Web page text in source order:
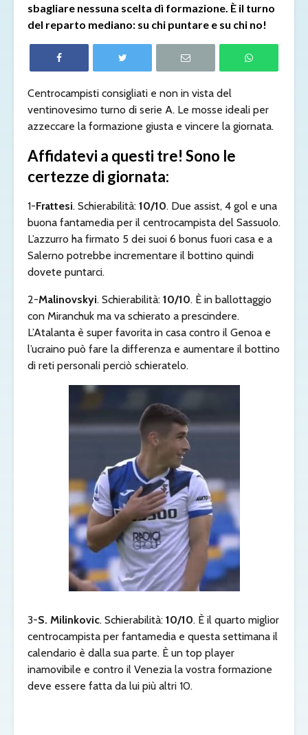
sbagliare nessuna scelta dì formazione. È il turno
del reparto mediano: su chi puntare e su chi no!
Centrocampisti consigliati e non in vista del
ventinovesimo turno di serie A. Le mosse ideali per
azzeccare la formazione giusta e vincere la giornata.
Affidatevi a questi tre! Sono le
certezze di giornata:
1-Frattesi. Schierabilità: 10/10. Due assist, 4 gol e una
buona fantamedia per il centrocampista del Sassuolo.
L’azzurro ha firmato 5 dei suoi 6 bonus fuori casa e a
Salerno potrebbe incrementare il bottino quindi
dovete puntarci.
2-Malinovskyi. Schierabilità: 10/10. È in ballottaggio
con Miranchuk ma va schierato a prescindere.
L’Atalanta è super favorita in casa contro il Genoa e
l’ucraino può fare la differenza e aumentare il bottino
di reti personali perciò schieratelo.
3-S. Milinkovic. Schierabilità: 10/10. È il quarto miglior
centrocampista per fantamedia e questa settimana il
calendario è dalla sua parte. È un top player
inamovibile e contro il Venezia la vostra formazione
deve essere fatta da lui più altri 10.